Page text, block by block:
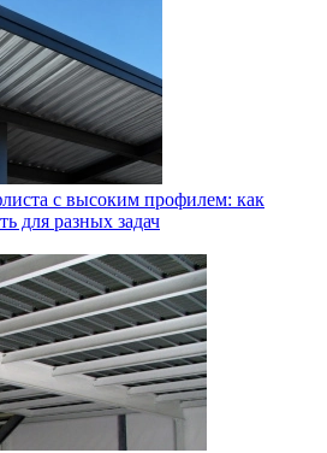
с высоким профилем: как
для разных задач